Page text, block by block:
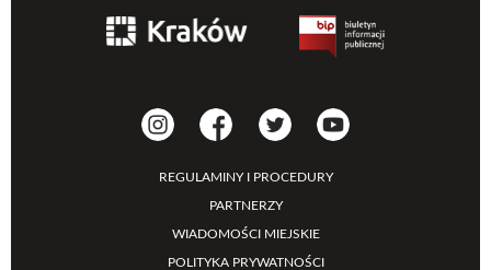
REGULAMINY I PROCEDURY
PARTNERZY
WIADOMOŚCI MIEJSKIE
POLITYKA PRYWATNOŚCI